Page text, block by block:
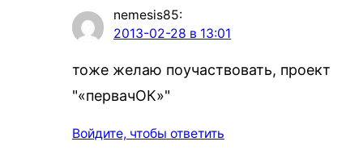
nemesis85:
2013-02-28 в 13:01
тоже желаю поучаствовать, проект
"«первачОК»"
Войдите, чтобы ответить